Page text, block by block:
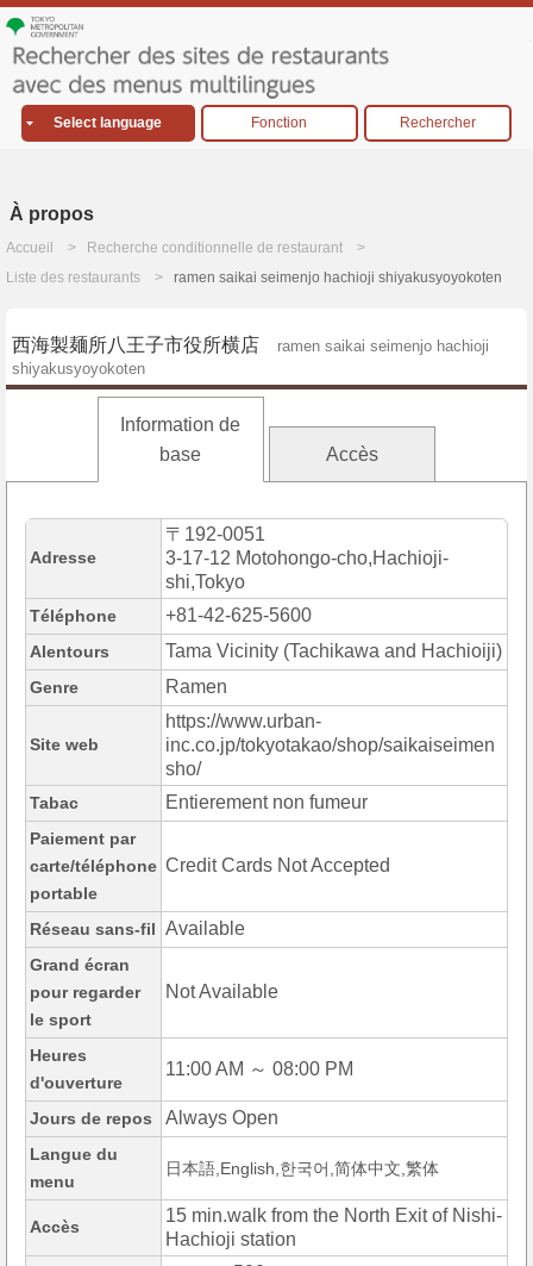
Select language Fonction Rechercher
À propos
Accueil
Recherche conditionnelle de restaurant
Liste des restaurants
ramen saikai seimenjo hachioji shiyakusyoyokoten
西海製麺所八王子市役所横店
ramen saikai seimenjo hachioji
shiyakusyoyokoten
Information de
base
Accès
Adresse
〒192-0051
3-17-12 Motohongo-cho,Hachioji-
shi,Tokyo
Téléphone +81-42-625-5600
Alentours Tama Vicinity (Tachikawa and Hachioiji)
Genre Ramen
Site web
https://www.urban-
inc.co.jp/tokyotakao/shop/saikaiseimen
sho/
Tabac Entierement non fumeur
Paiement par
carte/téléphone
portable
Credit Cards Not Accepted
Réseau sans-fil Available
Grand écran
pour regarder
le sport
Not Available
Heures
d'ouverture
11:00 AM ～ 08:00 PM
Jours de repos Always Open
Langue du
menu
日本語,English,한국어,简体中文,繁体
Accès
15 min.walk from the North Exit of Nishi-
Hachioji station